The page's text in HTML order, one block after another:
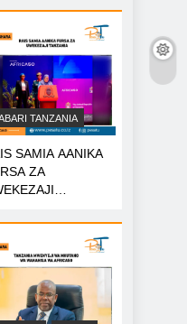
TANZANIA
SAMIA AANIKA
ZA